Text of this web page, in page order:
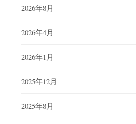
2026年8月
2026年4月
2026年1月
2025年12月
2025年8月